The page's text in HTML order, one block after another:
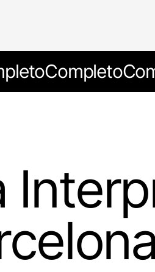
Completo